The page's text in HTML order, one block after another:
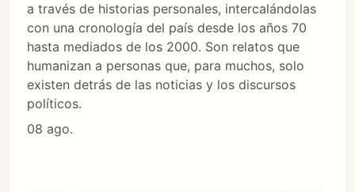
a través de historias personales, intercalándolas
con una cronología del país desde los años 70
hasta mediados de los 2000. Son relatos que
humanizan a personas que, para muchos, solo
existen detrás de las noticias y los discursos
políticos.
08 ago.